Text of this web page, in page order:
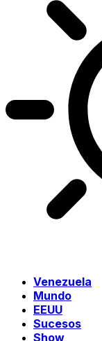
Venezuela
Mundo
EEUU
Sucesos
Show